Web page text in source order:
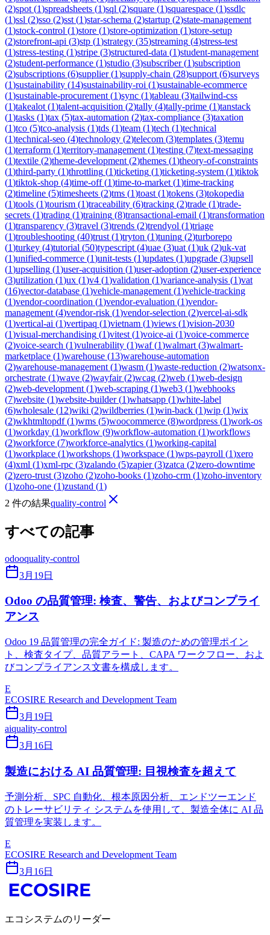
(2)spot (1)spreadsheets (1)sql (2)square (1)squarespace (1)ssdlc
(1)ssl (2)sso (2)sst (1)star-schema (2)startup (2)state-management
(1)stock-control (1)store (1)store-optimization (1)store-setup
(2)storefront-api (3)stp (1)strategy (35)streaming (4)stress-test
(1)stress-testing (1)stripe (3)structured-data (1)student-management
(2)student-performance (1)studio (3)subscriber(1)subscription
(2)subscriptions (6)supplier(1)supply-chain (28)support (6)surveys
(1)sustainability (14)sustainability-roi (1)sustainable-ecommerce
(1)sustainable-procurement (1)sync (1)tableau (3)tailwind-css
(1)takealot (1)talent-acquisition (2)tally (4)tally-prime (1)tanstack
(1)tasks (1)tax (5)tax-automation (2)tax-compliance (3)taxation
(1)tco (5)tco-analysis (1)tds (1)team (1)tech (1)technical
(1)technical-seo (4)technology (2)telecom (3)templates (3)temu
(1)terraform (1)territory-management (1)testing (7)text-messaging
(1)textile (2)theme-development (2)themes (1)theory-of-constraints
(1)third-party (1)throttling (1)ticketing (1)ticketing-system (1)tiktok
(1)tiktok-shop (4)time-off(1)time-to-market (1)time-tracking
(2)timeline (5)timesheets (2)tms (1)toast (1)tokens (3)tokopedia
(1)tools (1)tourism (1)traceability (6)tracking (2)trade (1)trade-
secrets (1)trading (1)training (8)transactional-email (1)transformation
(1)transparency (3)travel (3)trends (2)trendyol (1)triage
(1)troubleshooting (40)trust (1)tryton (1)tuning (2)turborepo
(1)turkey (4)tutorial (50)typescript (4)uae (3)uat (1)uk (2)uk-vat
(1)unified-commerce (1)unit-tests (1)updates (1)upgrade (3)upsell
(1)upselling (1)user-acquisition (1)user-adoption (2)user-experience
(3)utilization (1)ux (1)v4 (1)validation (1)variance-analysis (1)vat
(16)vector-database (1)vehicle-management (1)vehicle-tracking
(1)vendor-coordination (1)vendor-evaluation (1)vendor-
management (4)vendor-risk (1)vendor-selection (2)vercel-ai-sdk
(1)vertical-ai (1)vertipaq (1)vietnam (1)views (1)vision-2030
(1)visual-merchandising (1)vitest (1)voice-ai (1)voice-commerce
(2)voice-search (1)vulnerability (1)waf(1)walmart (3)walmart-
marketplace (1)warehouse (13)warehouse-automation
(2)warehouse-management (1)wasm (1)waste-reduction (2)watsonx-
orchestrate (1)wave (2)wayfair(2)wcag (2)web (1)web-design
(2)web-development (1)web-scraping (1)web3 (1)webhooks
(7)website (1)website-builder(1)whatsapp (1)white-label
(6)wholesale (12)wiki (2)wildberries (1)win-back (1)wip (1)wix
(2)wkhtmltopdf(1)wms (5)woocommerce (8)wordpress (1)work-os
(1)workday (1)workflow (9)workflow-automation (1)workflows
(2)workforce (7)workforce-analytics (1)working-capital
(1)workplace (1)workshops (1)workspace (1)wps-payroll (1)xero
(4)xml (1)xml-rpc (3)zalando (5)zapier(3)zatca (2)zero-downtime
(2)zero-trust (3)zoho (2)zoho-books (1)zoho-crm (1)zoho-inventory
(1)zoho-one (1)zustand (1)
2 件の結果quality-control
すべての記事
odooquality-control
3月19日
Odoo の品質管理: 検査、警告、およびコンプライ
アンス
Odoo 19 品質管理の完全ガイド: 製造のための管理ポイン
ト、検査タイプ、品質アラート、CAPA ワークフロー、およ
びコンプライアンス文書を構成します。
E
ECOSIRE Research and Development Team
3月19日
aiquality-control
3月16日
製造における AI 品質管理: 目視検査を超えて
予測分析、SPC 自動化、根本原因分析、エンドツーエンド
のトレーサビリティ システムを使用して、製造全体に AI 品
質管理を実装します。
E
ECOSIRE Research and Development Team
3月16日
エコシステムのリーダー